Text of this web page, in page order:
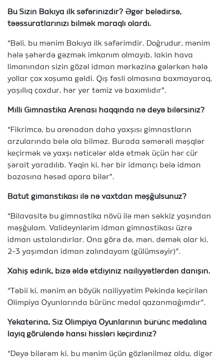
Bu Sizin Bakıya ilk səfərinizdir? Əgər belədirsə,
təəssüratlarınızı bilmək maraqlı olardı.
“Bəli, bu mənim Bakıya ilk səfərimdir. Doğrudur, mənim
hələ şəhərdə gəzmək imkanım olmayıb, lakin hava
limanından sizin gözəl idman mərkəzinə gələrkən hələ
yollar çox xoşuma gəldi. Qış fəsli olmasına baxmayaraq,
yaşıllıq çoxdur, hər yer təmiz və baxımlıdır”.
Milli Gimnastika Arenası haqqında nə deyə bilərsiniz?
“Fikrimcə, bu arenadan daha yaxşısı gimnastların
arzularında belə ola bilməz. Burada səmərəli məşqlər
keçirmək və yaxşı nəticələr əldə etmək üçün hər cür
şərait yaradılıb. Yəqin ki, hər bir idmançı belə idman
bazasına həsəd apara bilər”.
Batut gimanstikası ilə nə vaxtdan məşğulsunuz?
“Bilavasitə bu gimnastika növü ilə mən səkkiz yaşından
məşğulam. Valideynlərim idman gimnastikası üzrə
idman ustalarıdırlar. Ona görə də, mən, demək olar ki,
2-3 yaşımdan idman zalındayam (gülümsəyir)”.
Xahiş edirik, bizə əldə etdiyiniz nailiyyətlərdən danışın.
“Təbii ki, mənim ən böyük nailiyyətim Pekində keçirilən
Olimpiya Oyunlarında bürünc medal qazanmağımdır”.
Yekaterina, Siz Olimpiya Oyunlarının bürünc medalına
layiq görüləndə hansı hissləri keçirdiniz?
“Deyə bilərəm ki, bu mənim üçün gözlənilməz oldu, digər